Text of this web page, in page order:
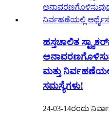
ಹಸ್ತಚಾಲಿತ
ಮತ್ತು
ಸಮಸ್ಯೆಗಳು!
24-03-14ರಂದು